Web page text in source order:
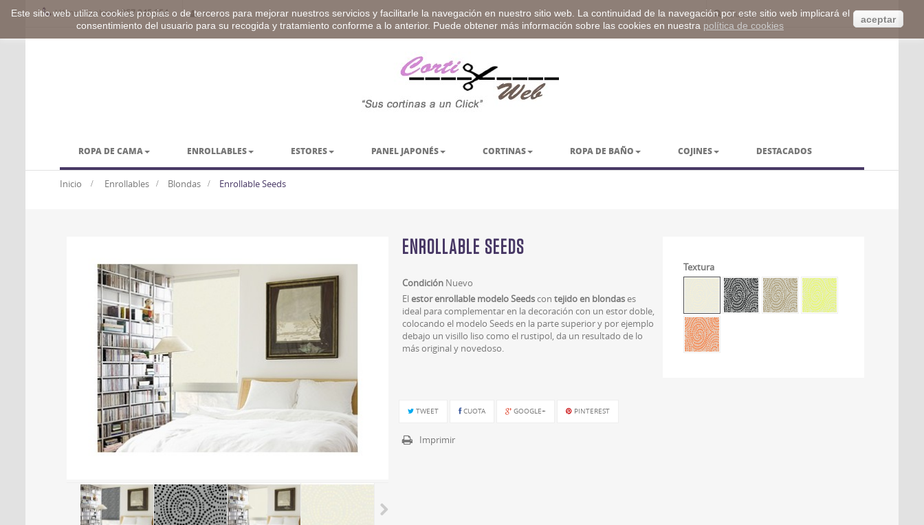
Llámenos ahora:957 245 254
ROPA DE CAMA ENROLLABLES ESTORES PANEL JAPONÉS CORTINAS ROPA DE BAÑO COJINES DESTACADOS
BARRAS Y ACCESORIOS VESTUARIO
Inicio > Enrollables > Blondas > Enrollable Seeds
ENROLLABLE SEEDS
Condición Nuevo
El estor enrollable modelo Seedscon tejido en blondases
ideal para complementar en la decoración con un estor doble,
colocando el modelo Seeds en la parte superior y por ejemplo
debajo un visillo liso como el rustipol, da un resultado de lo
más original y novedoso.
TWEET CUOTA GOOGLE+ PINTEREST
Imprimir
Textura
Este sitio web utiliza cookies propias o de terceros para mejorar nuestros servicios y facilitarle la navegación en nuestro sitio web. La continuidad de la navegación por este sitio web implicará el
consentimiento del usuario para su recogida y tratamiento conforme a lo anterior. Puede obtener más información sobre las cookies en nuestra política de cookies
aceptar